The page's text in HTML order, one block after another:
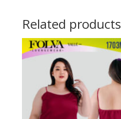
Related products